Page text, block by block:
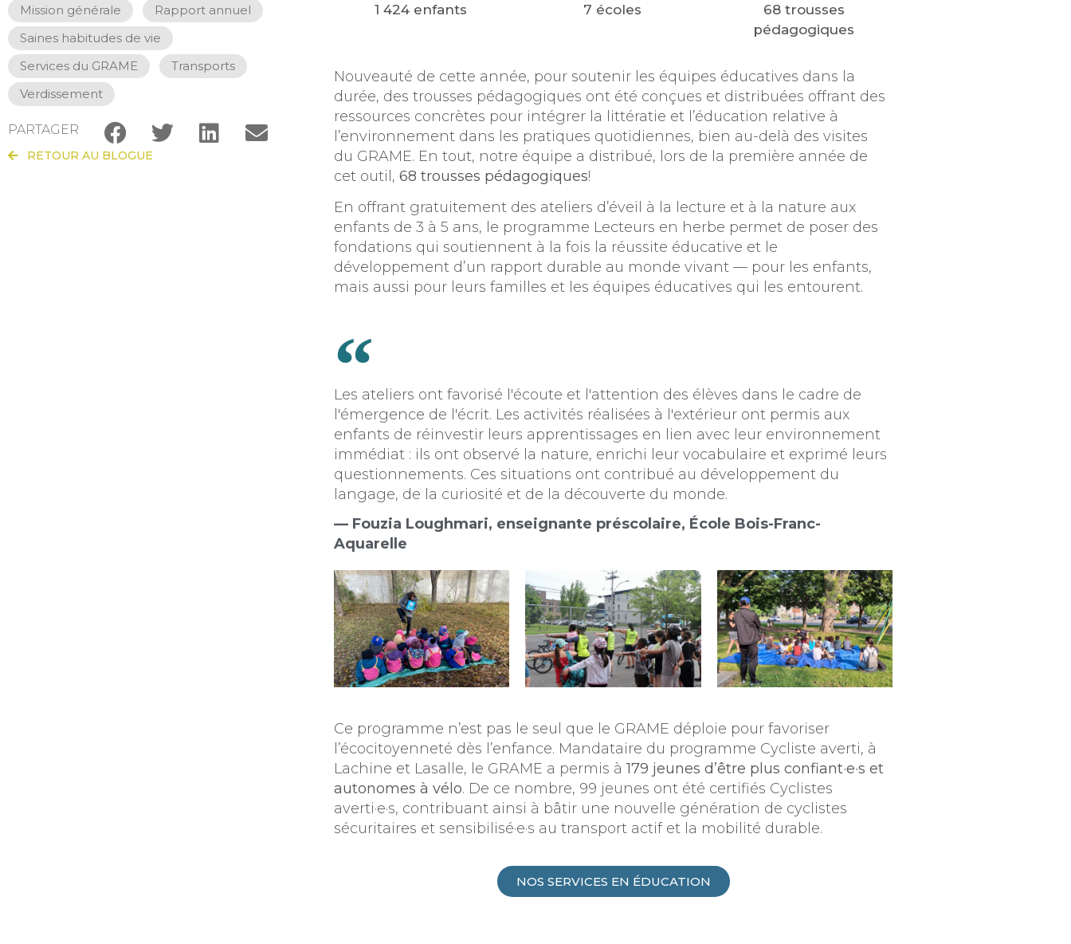
Mission générale
Rapport annuel
Saines habitudes de vie
Services du GRAME
Transports
Verdissement
PARTAGER
RETOUR AU BLOGUE
1 424 enfants 7 écoles
68 trousses
pédagogiques
Nouveauté de cette année, pour soutenir les équipes éducatives dans la
durée, des trousses pédagogiques ont été conçues et distribuées offrant des
ressources concrètes pour intégrer la littératie et l’éducation relative à
l’environnement dans les pratiques quotidiennes, bien au-delà des visites
du GRAME. En tout, notre équipe a distribué, lors de la première année de
cet outil, 68 trousses pédagogiques!
En offrant gratuitement des ateliers d’éveil à la lecture et à la nature aux
enfants de 3 à 5 ans, le programme Lecteurs en herbe permet de poser des
fondations qui soutiennent à la fois la réussite éducative et le
développement d’un rapport durable au monde vivant — pour les enfants,
mais aussi pour leurs familles et les équipes éducatives qui les entourent.
Les ateliers ont favorisé l'écoute et l'attention des élèves dans le cadre de
l'émergence de l'écrit. Les activités réalisées à l'extérieur ont permis aux
enfants de réinvestir leurs apprentissages en lien avec leur environnement
immédiat : ils ont observé la nature, enrichi leur vocabulaire et exprimé leurs
questionnements. Ces situations ont contribué au développement du
langage, de la curiosité et de la découverte du monde.
— Fouzia Loughmari, enseignante préscolaire, École Bois-Franc-
Aquarelle
Ce programme n’est pas le seul que le GRAME déploie pour favoriser
l’écocitoyenneté dès l’enfance. Mandataire du programme Cycliste averti, à
Lachine et Lasalle, le GRAME a permis à179 jeunes d’être plus confiant·e·s et
autonomes à vélo. De ce nombre, 99 jeunes ont été certifiés Cyclistes
averti·e·s, contribuant ainsi à bâtir une nouvelle génération de cyclistes
sécuritaires et sensibilisé·e·s au transport actif et la mobilité durable.
NOS SERVICES EN ÉDUCATION